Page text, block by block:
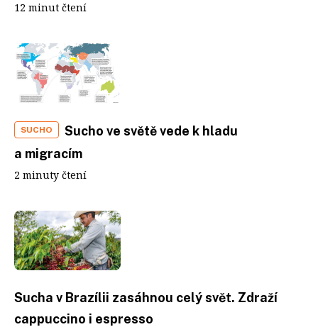
12 minut čtení
SUCHO
Sucho ve světě vede k hladu
a migracím
2 minuty čtení
Sucha v Brazílii zasáhnou celý svět. Zdraží
cappuccino i espresso